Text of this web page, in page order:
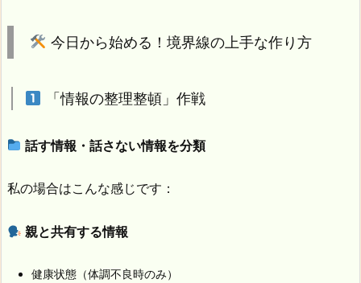
今日から始める！境界線の上手な作り方
「情報の整理整頓」作戦
話す情報・話さない情報を分類
私の場合はこんな感じです：
親と共有する情報
健康状態（体調不良時のみ）